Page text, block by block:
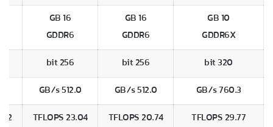
10 GB
GDDR6X
16 GB
GDDR6
16 GB
GDDR6
320 bit
256 bit
256 bit
760.3 GB/s
512.0 GB/s
512.0 GB/s
29.77 TFLOPS
20.74 TFLOPS
23.04 TFLOPS